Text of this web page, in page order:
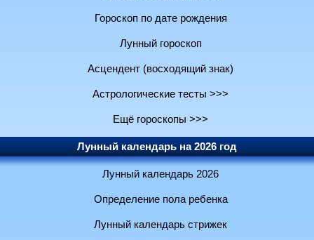
Гороскоп по дате рождения
Лунный гороскоп
Асцендент (восходящий знак)
Астрологические тесты >>>
Ещё гороскопы >>>
Лунный календарь на 2026 год
Лунный календарь 2026
Определение пола ребенка
Лунный календарь стрижек